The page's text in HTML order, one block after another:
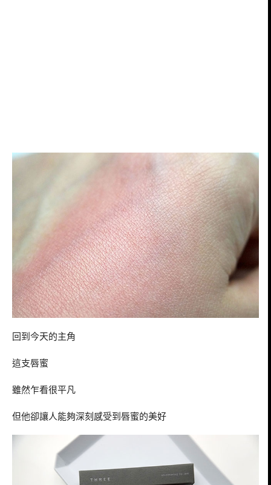
回到今天的主角
這支唇蜜
雖然乍看很平凡
但他卻讓人能夠深刻感受到唇蜜的美好